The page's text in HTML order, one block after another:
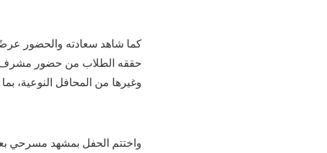
كما شاهد سعادته والحضور
حققه الطلاب من حضور مشرف في
وغيرها من المحافل النوعية،
واختتم الحفل بمشهد مسرحي